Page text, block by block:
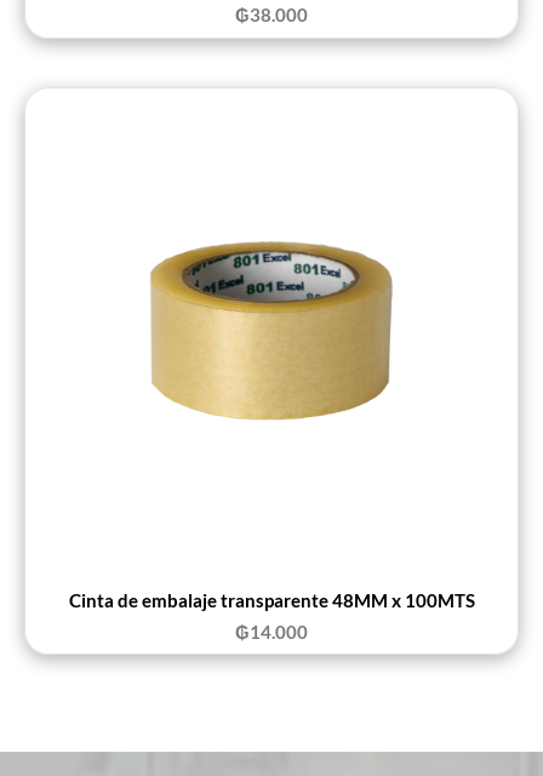
₲38.000
Cinta de embalaje transparente 48MM x 100MTS
₲14.000